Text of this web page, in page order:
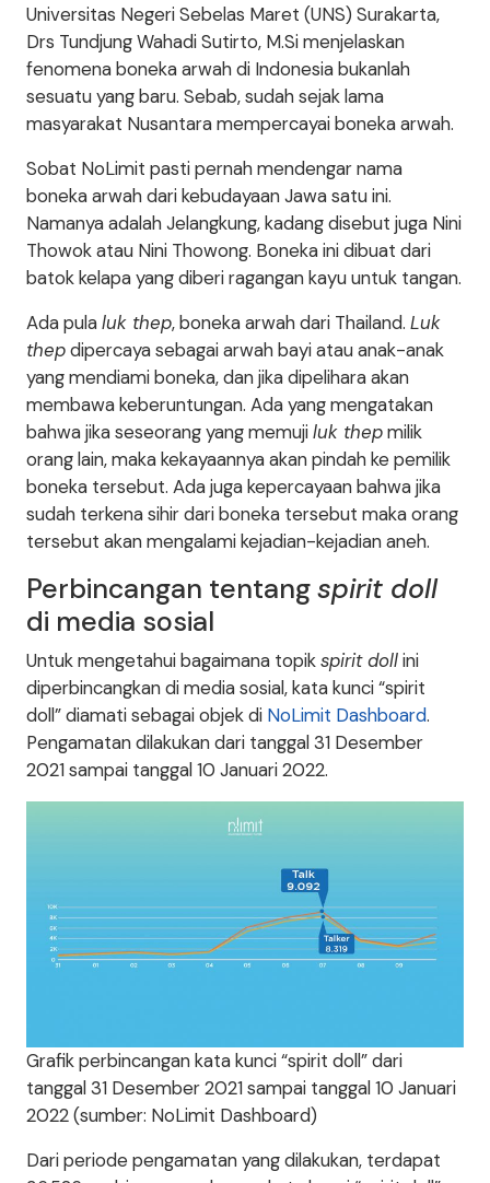
Universitas Negeri Sebelas Maret (UNS) Surakarta,
Drs Tundjung Wahadi Sutirto, M.Si menjelaskan
fenomena boneka arwah di Indonesia bukanlah
sesuatu yang baru. Sebab, sudah sejak lama
masyarakat Nusantara mempercayai boneka arwah.
Sobat NoLimit pasti pernah mendengar nama
boneka arwah dari kebudayaan Jawa satu ini.
Namanya adalah Jelangkung, kadang disebut juga Nini
Thowok atau Nini Thowong. Boneka ini dibuat dari
batok kelapa yang diberi ragangan kayu untuk tangan.
Ada pulaluk thep, boneka arwah dari Thailand. Luk
thepdipercaya sebagai arwah bayi atau anak-anak
yang mendiami boneka, dan jika dipelihara akan
membawa keberuntungan. Ada yang mengatakan
bahwa jika seseorang yang memujiluk thepmilik
orang lain, maka kekayaannya akan pindah ke pemilik
boneka tersebut. Ada juga kepercayaan bahwa jika
sudah terkena sihir dari boneka tersebut maka orang
tersebut akan mengalami kejadian-kejadian aneh.
Perbincangan tentangspirit doll
di media sosial
Untuk mengetahui bagaimana topikspirit dollini
diperbincangkan di media sosial, kata kunci “spirit
doll” diamati sebagai objek di NoLimit Dashboard.
Pengamatan dilakukan dari tanggal 31 Desember
2021 sampai tanggal 10 Januari 2022.
Grafik perbincangan kata kunci “spirit doll” dari
tanggal 31 Desember 2021 sampai tanggal 10 Januari
2022 (sumber: NoLimit Dashboard)
Dari periode pengamatan yang dilakukan, terdapat